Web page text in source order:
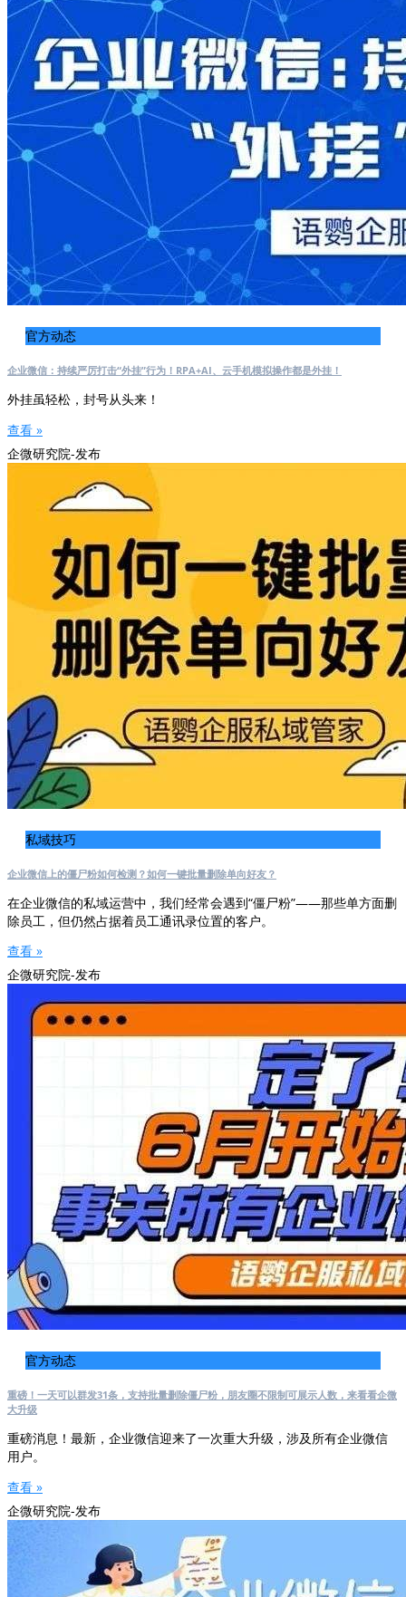
官方动态
企业微信：持续严厉打击“外挂”行为！RPA+AI、云手机模拟操作都是外挂！
外挂虽轻松，封号从头来！
查看 »
企微研究院-发布
私域技巧
企业微信上的僵尸粉如何检测？如何一键批量删除单向好友？
在企业微信的私域运营中，我们经常会遇到“僵尸粉”——那些单方面删
除员工，但仍然占据着员工通讯录位置的客户。
查看 »
企微研究院-发布
官方动态
重磅！一天可以群发31条，支持批量删除僵尸粉，朋友圈不限制可展示人数，来看看企微
大升级
重磅消息！最新，企业微信迎来了一次重大升级，涉及所有企业微信
用户。
查看 »
企微研究院-发布